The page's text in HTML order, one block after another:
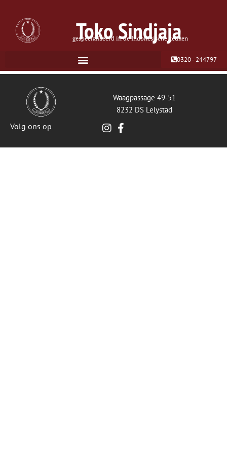
Toko Sindjaja
gespecialiseerd in de Indonesische keuken
0320 - 244797
Waagpassage 49-51
8232 DS Lelystad
Volg ons op